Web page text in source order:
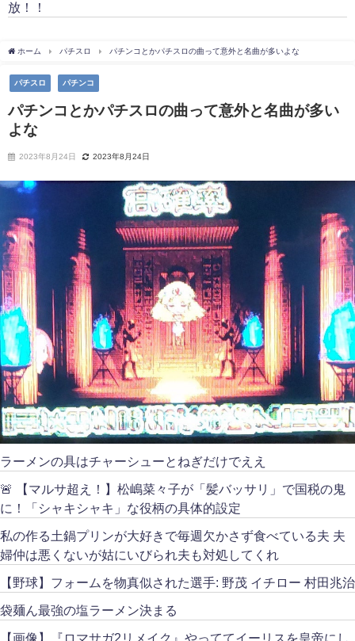
放！！
ホーム パチスロ パチンコとかパチスロの曲って意外と名曲が多いよな
パチスロ パチンコ
パチンコとかパチスロの曲って意外と名曲が多い
よな
2023年8月24日 2023年8月24日
ラーメンの具はチャーシューとねぎだけでええ
🚨 【マルサ超え！】松嶋菜々子が「髪バッサリ」で国税の鬼
に！「シャキシャキ」な役柄の具体的設定
私の作る土鍋プリンが大好きで毎週欠かさず食べている夫 夫
婦仲は悪くないが姑にいびられ夫も対処してくれ
【野球】フォームを物真似された選手: 野茂 イチロー 村田兆治
袋麺ん最強の塩ラーメン決まる
【画像】『ロマサガ2リメイク』やっててイーリスを皇帝にし